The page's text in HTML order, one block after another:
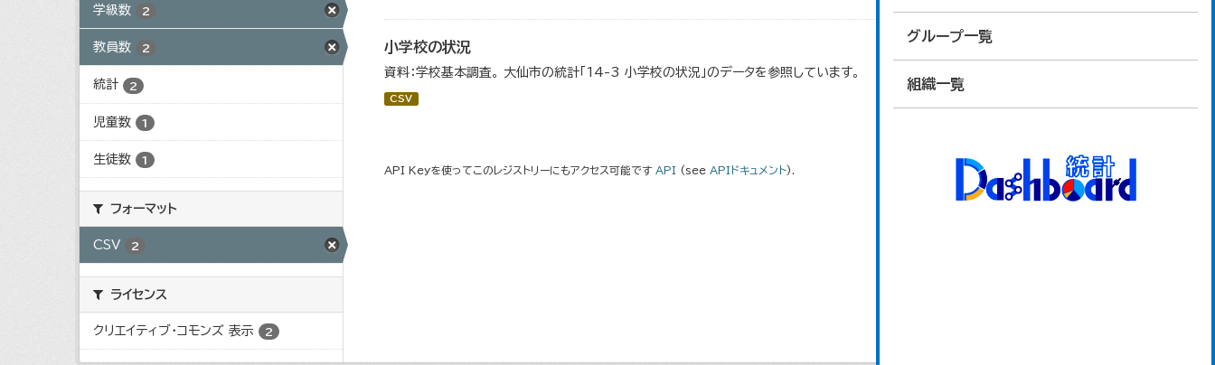
グループ一覧
組織一覧
学級数 2
教員数 2
統計 2
児童数 1
生徒数 1
フォーマット
CSV 2
ライセンス
クリエイティブ・コモンズ 表示 2
小学校の状況
資料：学校基本調査。 大仙市の統計「14-3 小学校の状況」のデータを参照しています。
CSV
API Keyを使ってこのレジストリーにもアクセス可能です API (see APIドキュメント).